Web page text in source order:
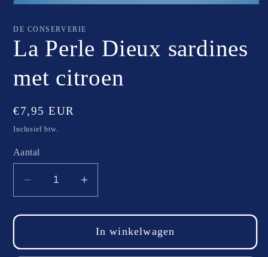
openen
modaal
DE CONSERVERIE
La Perle Dieux sardines
met citroen
Normale
prijs
€7,95 EUR
Inclusief btw.
Aantal
Aantal
verlagen
voor
Perle
Aantal
verhogen
voor
La
Perle
In winkelwagen